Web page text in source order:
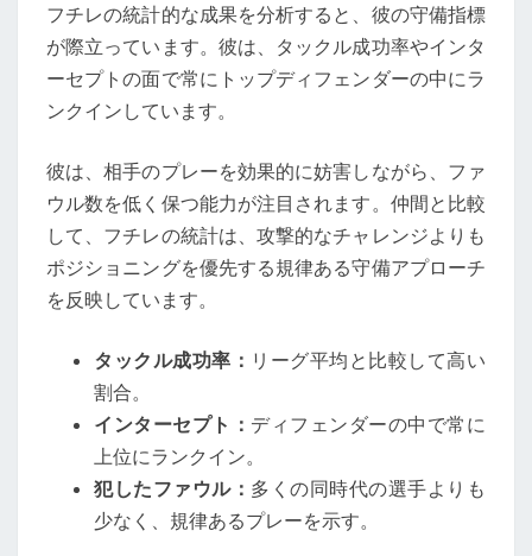
フチレの統計的な成果を分析すると、彼の守備指標
が際立っています。彼は、タックル成功率やインタ
ーセプトの面で常にトップディフェンダーの中にラ
ンクインしています。
彼は、相手のプレーを効果的に妨害しながら、ファ
ウル数を低く保つ能力が注目されます。仲間と比較
して、フチレの統計は、攻撃的なチャレンジよりも
ポジショニングを優先する規律ある守備アプローチ
を反映しています。
タックル成功率： リーグ平均と比較して高い
割合。
インターセプト： ディフェンダーの中で常に
上位にランクイン。
犯したファウル： 多くの同時代の選手よりも
少なく、規律あるプレーを示す。